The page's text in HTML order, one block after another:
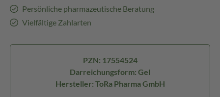
Persönliche pharmazeutische Beratung
Vielfältige Zahlarten
PZN: 17554524
Darreichungsform: Gel
Hersteller: ToRa Pharma GmbH